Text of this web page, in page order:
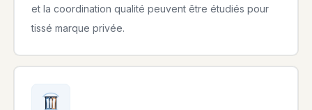
et la coordination qualité peuvent être étudiés pour
tissé marque privée.